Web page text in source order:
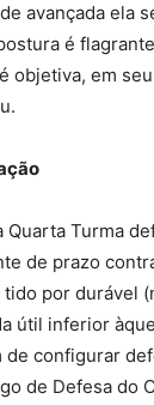
avançada ela
é
objetiva, em
Quarta Turma
de prazo
por durável
útil inferior
de configurar
de Defesa do